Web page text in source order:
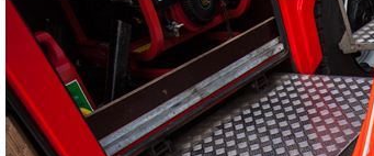
BRANDVÆSEN